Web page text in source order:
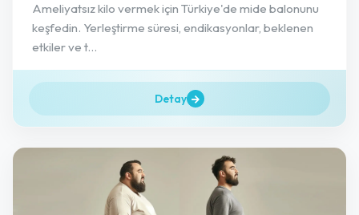
Ameliyatsız kilo vermek için Türkiye'de mide balonunu
keşfedin. Yerleştirme süresi, endikasyonlar, beklenen
etkiler ve t...
Detay